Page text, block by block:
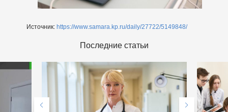
Источник: https://www.samara.kp.ru/daily/27722/5149848/
Последние статьи